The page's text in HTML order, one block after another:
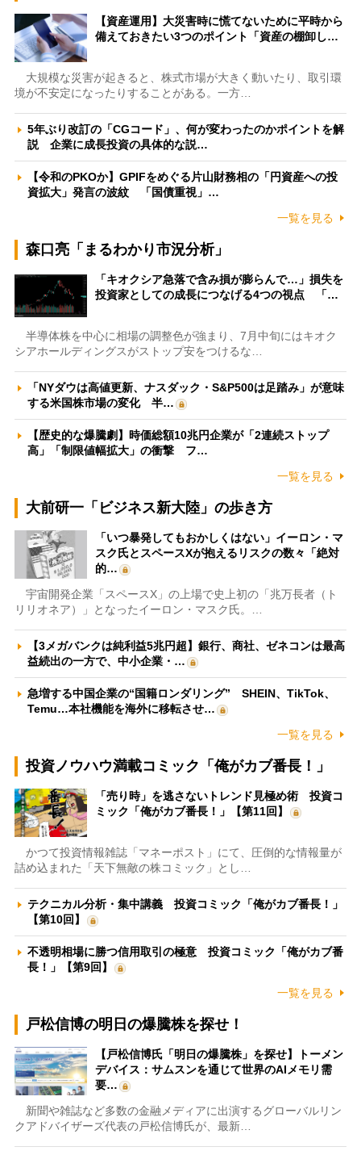
【資産運用】大災害時に慌てないために平時から
備えておきたい3つのポイント「資産の棚卸し…
大規模な災害が起きると、株式市場が大きく動いたり、取引環
境が不安定になったりすることがある。一方…
5年ぶり改訂の「CGコード」、何が変わったのかポイントを解
説 企業に成長投資の具体的な説…
【令和のPKOか】GPIFをめぐる片山財務相の「円資産への投
資拡大」発言の波紋 「国債重視」…
一覧を見る
森口亮「まるわかり市況分析」
「キオクシア急落で含み損が膨らんで…」損失を
投資家としての成長につなげる4つの視点 「…
半導体株を中心に相場の調整色が強まり、7月中旬にはキオク
シアホールディングスがストップ安をつけるな…
「NYダウは高値更新、ナスダック・S&P500は足踏み」が意味
する米国株市場の変化 半…
【歴史的な爆騰劇】時価総額10兆円企業が「2連続ストップ
高」「制限値幅拡大」の衝撃 フ…
一覧を見る
大前研一「ビジネス新大陸」の歩き方
「いつ暴発してもおかしくはない」イーロン・マ
スク氏とスペースXが抱えるリスクの数々「絶対
的…
宇宙開発企業「スペースX」の上場で史上初の「兆万長者（ト
リリオネア）」となったイーロン・マスク氏。…
【3メガバンクは純利益5兆円超】銀行、商社、ゼネコンは最高
益続出の一方で、中小企業・…
急増する中国企業の“国籍ロンダリング” SHEIN、TikTok、
Temu…本社機能を海外に移転させ…
一覧を見る
投資ノウハウ満載コミック「俺がカブ番長！」
「売り時」を逃さないトレンド見極め術 投資コ
ミック「俺がカブ番長！」【第11回】
かつて投資情報雑誌「マネーポスト」にて、圧倒的な情報量が
詰め込まれた「天下無敵の株コミック」とし…
テクニカル分析・集中講義 投資コミック「俺がカブ番長！」
【第10回】
不透明相場に勝つ信用取引の極意 投資コミック「俺がカブ番
長！」【第9回】
一覧を見る
戸松信博の明日の爆騰株を探せ！
【戸松信博氏「明日の爆騰株」を探せ】トーメン
デバイス：サムスンを通じて世界のAIメモリ需
要…
新聞や雑誌など多数の金融メディアに出演するグローバルリン
クアドバイザーズ代表の戸松信博氏が、最新…